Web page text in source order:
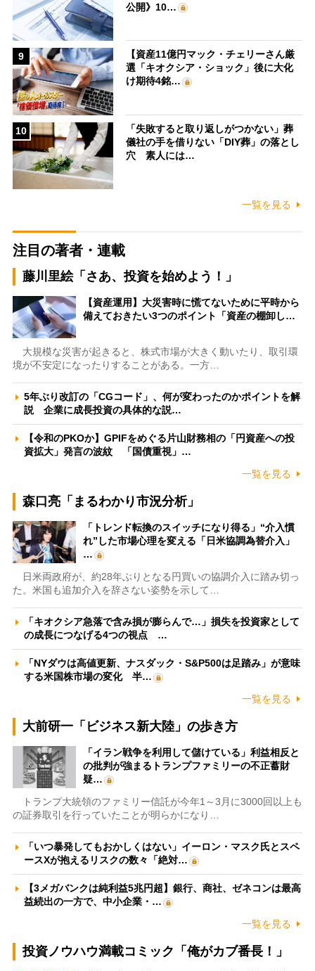
公開》10…
9
【資産11億円マック・チェリーさん厳
選「キオクシア・ショック」後に大化
け期待4銘…
10
「失敗すると取り返しがつかない」葬
儀社の手を借りない「DIY葬」の落とし
穴 素人には…
一覧を見る
注目の著者・連載
藤川里絵「さあ、投資を始めよう！」
【資産運用】大災害時に慌てないために平時から
備えておきたい3つのポイント「資産の棚卸し…
大規模な災害が起きると、株式市場が大きく動いたり、取引環
境が不安定になったりすることがある。一方…
5年ぶり改訂の「CGコード」、何が変わったのかポイントを解
説 企業に成長投資の具体的な説…
【令和のPKOか】GPIFをめぐる片山財務相の「円資産への投
資拡大」発言の波紋 「国債重視」…
一覧を見る
森口亮「まるわかり市況分析」
「トレンド転換のスイッチになり得る」“介入慣
れ”した市場心理を変える「日米協調為替介入」
…
日米両政府が、約28年ぶりとなる円買いの協調介入に踏み切っ
た。米国も追加介入を辞さない姿勢を示して…
「キオクシア急落で含み損が膨らんで…」損失を投資家として
の成長につなげる4つの視点 …
「NYダウは高値更新、ナスダック・S&P500は足踏み」が意味
する米国株市場の変化 半…
一覧を見る
大前研一「ビジネス新大陸」の歩き方
「イラン戦争を利用して儲けている」利益相反と
の批判が強まるトランプファミリーの不正蓄財
疑…
トランプ大統領のファミリー信託が今年1～3月に3000回以上も
の証券取引を行っていたことが明らかになり…
「いつ暴発してもおかしくはない」イーロン・マスク氏とスペ
ースXが抱えるリスクの数々「絶対…
【3メガバンクは純利益5兆円超】銀行、商社、ゼネコンは最高
益続出の一方で、中小企業・…
一覧を見る
投資ノウハウ満載コミック「俺がカブ番長！」